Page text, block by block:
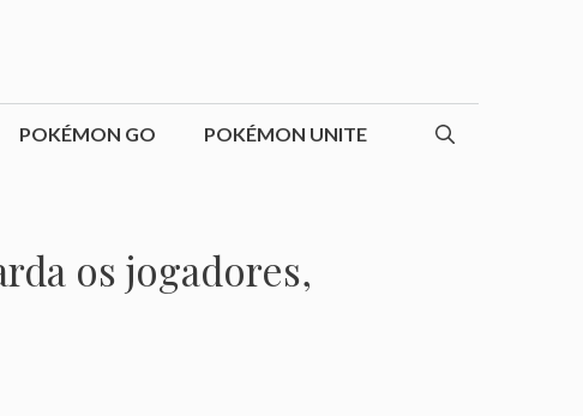
POKÉMON GO POKÉMON UNITE
os jogadores,